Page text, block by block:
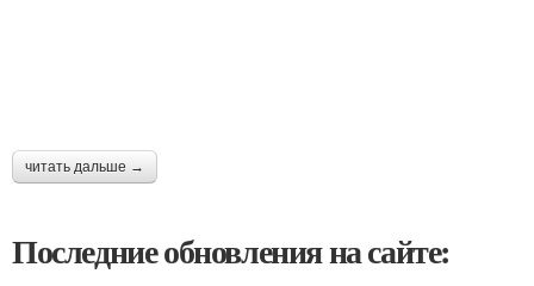
читать дальше →
Последние обновления на сайте: